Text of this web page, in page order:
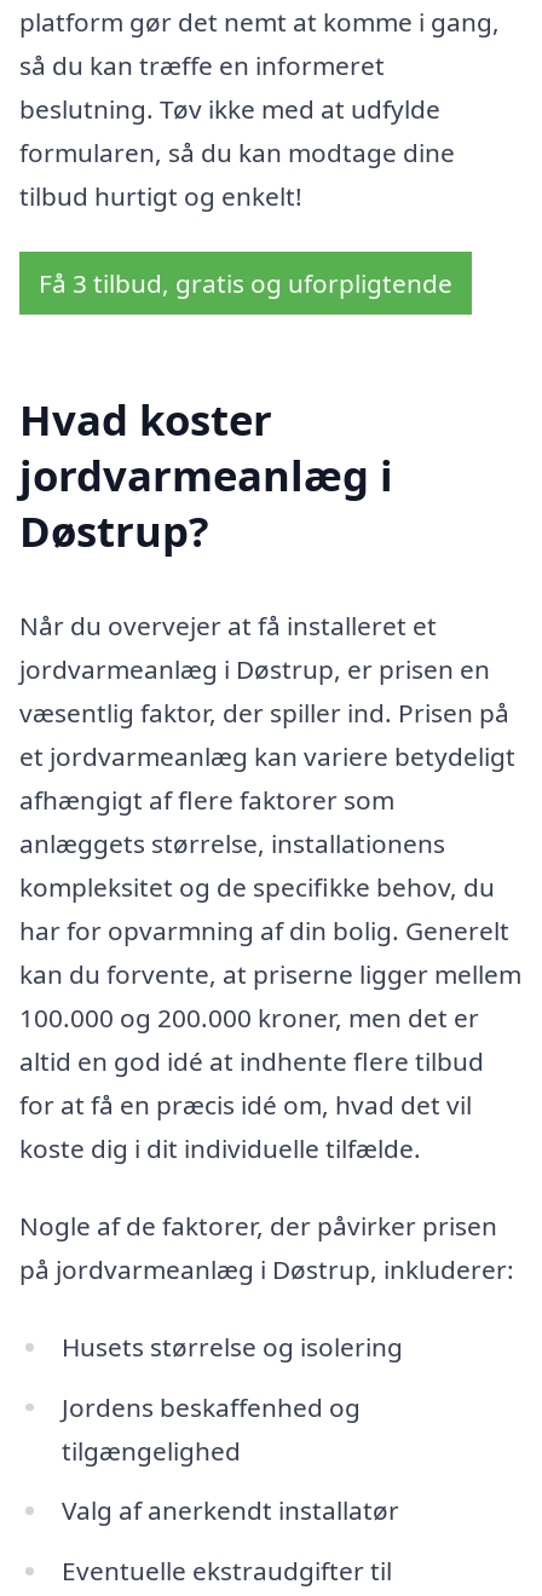
platform gør det nemt at komme i gang,
så du kan træffe en informeret
beslutning. Tøv ikke med at udfylde
formularen, så du kan modtage dine
tilbud hurtigt og enkelt!
Få 3 tilbud, gratis og uforpligtende
Hvad koster
jordvarmeanlæg i
Døstrup?
Når du overvejer at få installeret et
jordvarmeanlæg i Døstrup, er prisen en
væsentlig faktor, der spiller ind. Prisen på
et jordvarmeanlæg kan variere betydeligt
afhængigt af flere faktorer som
anlæggets størrelse, installationens
kompleksitet og de specifikke behov, du
har for opvarmning af din bolig. Generelt
kan du forvente, at priserne ligger mellem
100.000 og 200.000 kroner, men det er
altid en god idé at indhente flere tilbud
for at få en præcis idé om, hvad det vil
koste dig i dit individuelle tilfælde.
Nogle af de faktorer, der påvirker prisen
på jordvarmeanlæg i Døstrup, inkluderer:
Husets størrelse og isolering
Jordens beskaffenhed og
tilgængelighed
Valg af anerkendt installatør
Eventuelle ekstraudgifter til